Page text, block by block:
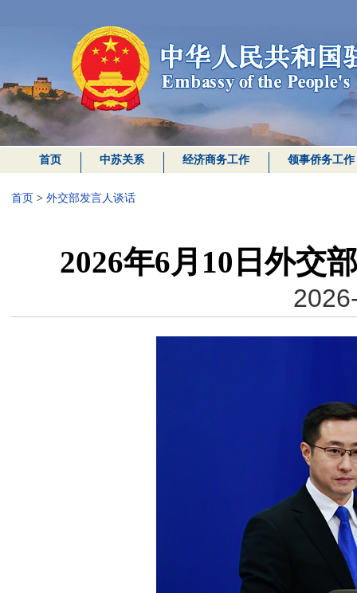
首页 中苏关系 经济商务工作 领事侨务工作
首页 > 外交部发言人谈话
2026年6月10日外交